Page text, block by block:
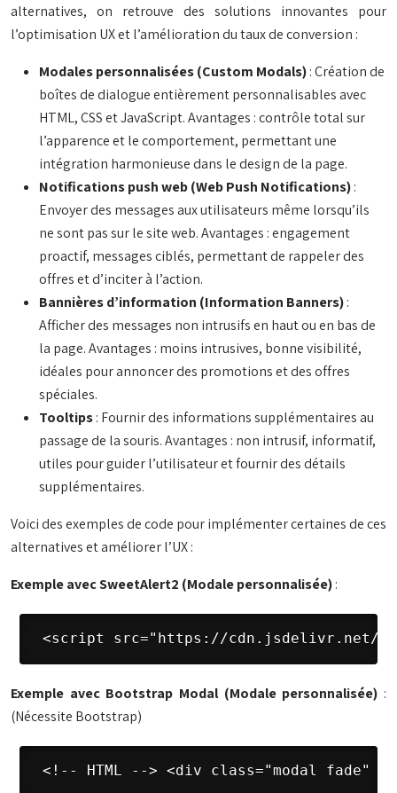
alternatives, on retrouve des solutions innovantes pour
l’optimisation UX et l’amélioration du taux de conversion :
Modales personnalisées (Custom Modals): Création de
boîtes de dialogue entièrement personnalisables avec
HTML, CSS et JavaScript. Avantages : contrôle total sur
l’apparence et le comportement, permettant une
intégration harmonieuse dans le design de la page.
Notifications push web (Web Push Notifications):
Envoyer des messages aux utilisateurs même lorsqu’ils
ne sont pas sur le site web. Avantages : engagement
proactif, messages ciblés, permettant de rappeler des
offres et d’inciter à l’action.
Bannières d’information (Information Banners):
Afficher des messages non intrusifs en haut ou en bas de
la page. Avantages : moins intrusives, bonne visibilité,
idéales pour annoncer des promotions et des offres
spéciales.
Tooltips: Fournir des informations supplémentaires au
passage de la souris. Avantages : non intrusif, informatif,
utiles pour guider l’utilisateur et fournir des détails
supplémentaires.
Voici des exemples de code pour implémenter certaines de ces
alternatives et améliorer l’UX :
Exemple avec SweetAlert2 (Modale personnalisée):
<script src="https://cdn.jsdelivr.net/
Exemple avec Bootstrap Modal (Modale personnalisée) :
(Nécessite Bootstrap)
<!-- HTML --> <div class="modal fade"